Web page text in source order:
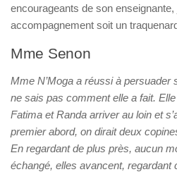
encourageants de son
accompagnement soit un
Mme Senon
Mme N’Moga a réussi à persuader
ne sais pas comment elle a fait.
Fatima et Randa arriver au loin et
premier abord, on dirait deux
En regardant de plus près, aucun
échangé, elles avancent, regardant